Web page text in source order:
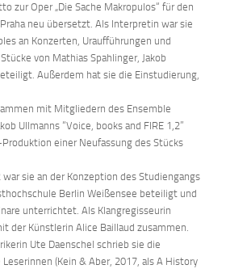
zur Oper „Die Sache Makropulos“ für den
neu übersetzt. Als Interpretin war sie
an Konzerten, Uraufführungen und
von Mathias Spahlinger, Jakob
Außerdem hat sie die Einstudierung,
mit Mitgliedern des Ensemble
Ullmanns “Voice, books and FIRE 1,2”
einer Neufassung des Stücks
sie an der Konzeption des Studiengangs
Berlin Weißensee beteiligt und
unterrichtet. Als Klangregisseurin
der Künstlerin Alice Baillaud zusammen.
Ute Daenschel schrieb sie die
(Kein & Aber, 2017, als A History